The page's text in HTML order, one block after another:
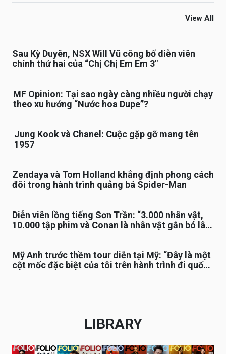
View All
Sau Kỳ Duyên, NSX Will Vũ công bố diễn viên
chính thứ hai của “Chị Chị Em Em 3″
MF Opinion: Tại sao ngày càng nhiều người chạy
theo xu hướng “Nước hoa Dupe”?
Jung Kook và Chanel: Cuộc gặp gỡ mang tên
1957
Zendaya và Tom Holland khẳng định phong cách
đôi trong hành trình quảng bá Spider-Man
Diễn viên lồng tiếng Sơn Trần: “3.000 nhân vật,
10.000 tập phim và Conan là nhân vật gắn bó lâu
Mỹ Anh trước thềm tour diễn tại Mỹ: “Đây là một
cột mốc đặc biệt của tôi trên hành trình đi quốc
LIBRARY